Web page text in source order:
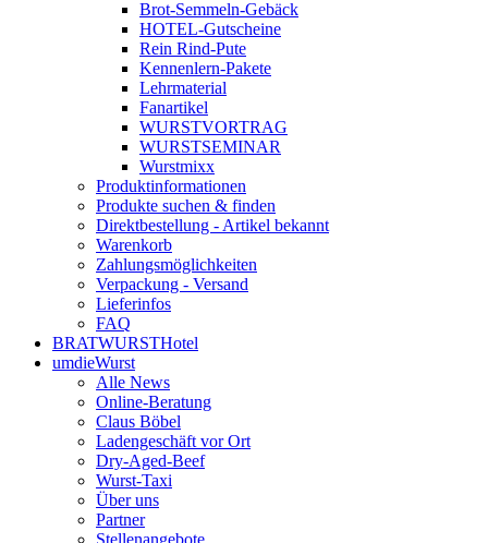
Brot-Semmeln-Gebäck
HOTEL-Gutscheine
Rein Rind-Pute
Kennenlern-Pakete
Lehrmaterial
Fanartikel
WURST­VORTRAG
WURST­SEMINAR
Wurstmixx
Produktinformationen
Produkte suchen & finden
Direktbestellung - Artikel bekannt
Warenkorb
Zahlungsmöglichkeiten
Verpackung - Versand
Lieferinfos
FAQ
BRATWURSTHotel
umdieWurst
Alle News
Online-Beratung
Claus Böbel
Ladengeschäft vor Ort
Dry-Aged-Beef
Wurst-Taxi
Über uns
Partner
Stellenangebote